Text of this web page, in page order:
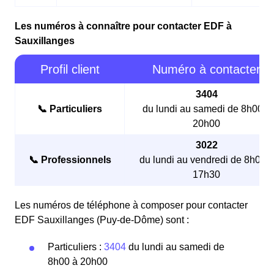
Les numéros à connaître pour contacter EDF à
Sauxillanges
Profil client Numéro à contacter
📞 Particuliers
3404
du lundi au samedi de 8h00 à
20h00
📞 Professionnels
3022
du lundi au vendredi de 8h00 à
17h30
Les numéros de téléphone à composer pour contacter
EDF Sauxillanges (Puy-de-Dôme) sont :
Particuliers : 3404 du lundi au samedi de
8h00 à 20h00